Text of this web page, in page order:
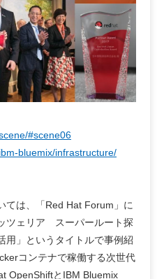
#scene06
bluemix/infrastructure/
ては、「Red Hat Forum」に
ツェリア スーパールート探
用」というタイトルで事例紹
コンテナで稼働する次世代
OpenShiftとIBM Bluemix